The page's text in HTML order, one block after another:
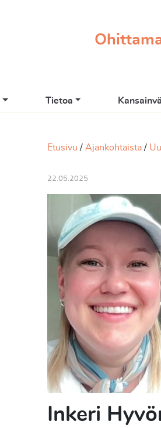
Tietoa
Etusivu Ajankohtaista
22.05.2025
Inkeri